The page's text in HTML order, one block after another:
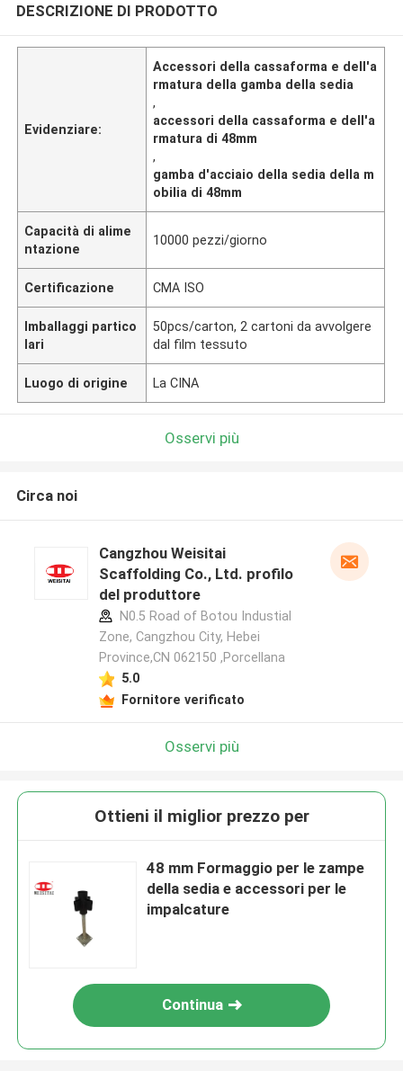
DESCRIZIONE DI PRODOTTO
Evidenziare:
Accessori della cassaforma e dell'a
rmatura della gamba della sedia
,
accessori della cassaforma e dell'a
rmatura di 48mm
,
gamba d'acciaio della sedia della m
obilia di 48mm
Capacità di alime
ntazione
10000 pezzi/giorno
Certificazione CMA ISO
Imballaggi partico
lari
50pcs/carton, 2 cartoni da avvolgere
dal film tessuto
Luogo di origine La CINA
Osservi più
Circa noi
Cangzhou Weisitai
Scaffolding Co., Ltd. profilo
del produttore
N0.5 Road of Botou Industial
Zone, Cangzhou City, Hebei
Province,CN 062150 ,Porcellana
5.0
Fornitore verificato
Osservi più
Ottieni il miglior prezzo per
48 mm Formaggio per le zampe
della sedia e accessori per le
impalcature
Continua